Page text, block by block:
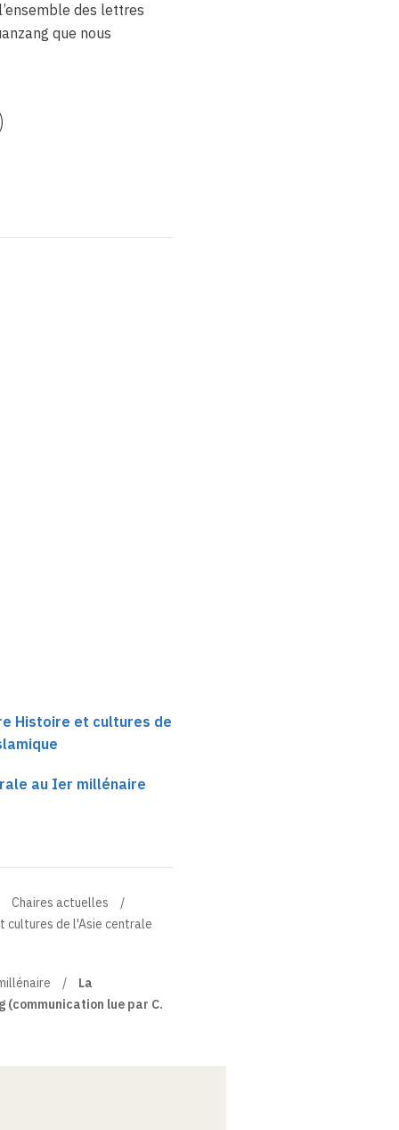
des lettres
que nous
Histoire et cultures de
au Ier millénaire
Chaires actuelles
cultures de l'Asie centrale
La
(communication lue par C.